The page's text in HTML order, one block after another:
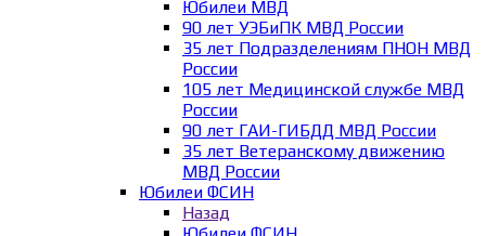
Юбилеи МВД
90 лет УЭБиПК МВД России
35 лет Подразделениям ПНОН МВД
России
105 лет Медицинской службе МВД
России
90 лет ГАИ-ГИБДД МВД России
35 лет Ветеранскому движению
МВД России
Юбилеи ФСИН
Назад